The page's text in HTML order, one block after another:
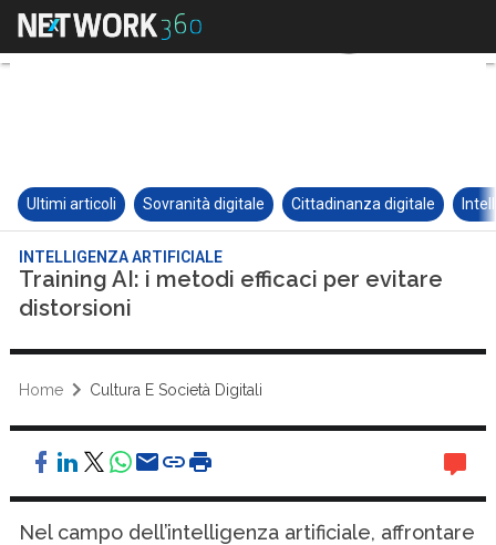
Ultimi articoli Sovranità digitale Cittadinanza digitale
INTELLIGENZA ARTIFICIALE
Training AI: i metodi efficaci per evitare
distorsioni
Home Cultura E Società Digitali
Nel campo dell’intelligenza artificiale, affrontare